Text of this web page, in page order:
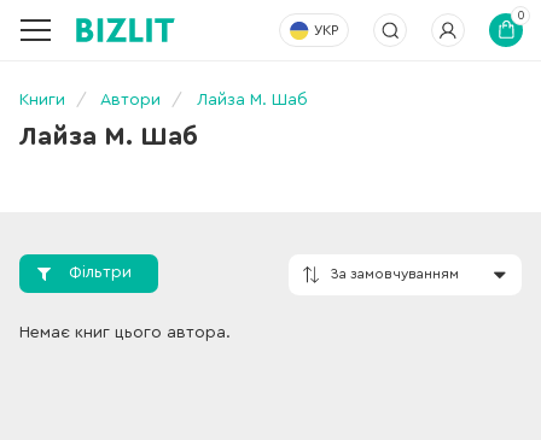
УКР
0
Книги Автори Лайза М. Шаб
Лайза М. Шаб
Фільтри
Немає книг цього автора.